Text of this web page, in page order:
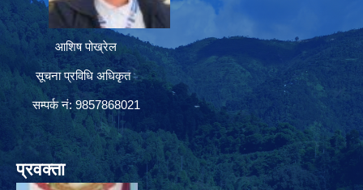
आशिष पोख्रेल
सूचना प्रविधि अधिकृत
सम्पर्क नं: 9857868021
प्रवक्ता